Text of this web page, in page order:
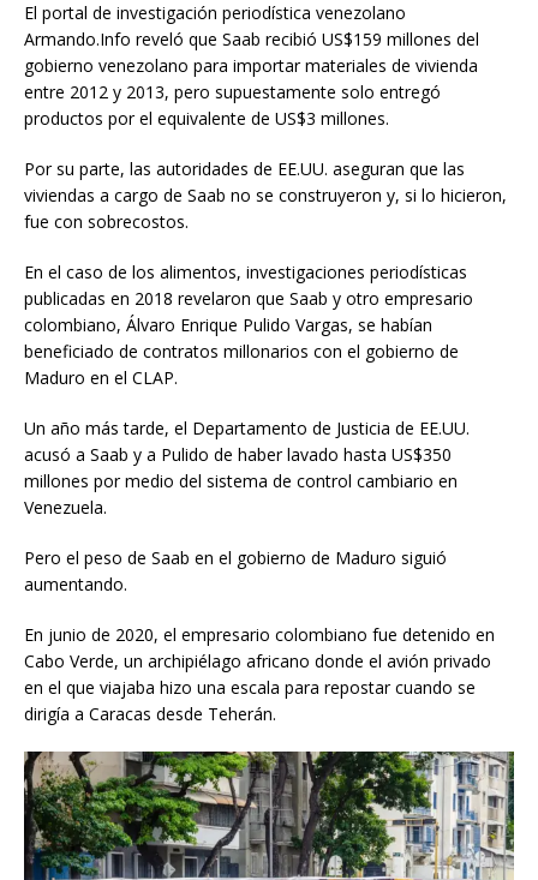
El portal de investigación periodística venezolano
Armando.Info reveló que Saab recibió US$159 millones del
gobierno venezolano para importar materiales de vivienda
entre 2012 y 2013, pero supuestamente solo entregó
productos por el equivalente de US$3 millones.
Por su parte, las autoridades de EE.UU. aseguran que las
viviendas a cargo de Saab no se construyeron y, si lo hicieron,
fue con sobrecostos.
En el caso de los alimentos, investigaciones periodísticas
publicadas en 2018 revelaron que Saab y otro empresario
colombiano, Álvaro Enrique Pulido Vargas, se habían
beneficiado de contratos millonarios con el gobierno de
Maduro en el CLAP.
Un año más tarde, el Departamento de Justicia de EE.UU.
acusó a Saab y a Pulido de haber lavado hasta US$350
millones por medio del sistema de control cambiario en
Venezuela.
Pero el peso de Saab en el gobierno de Maduro siguió
aumentando.
En junio de 2020, el empresario colombiano fue detenido en
Cabo Verde, un archipiélago africano donde el avión privado
en el que viajaba hizo una escala para repostar cuando se
dirigía a Caracas desde Teherán.